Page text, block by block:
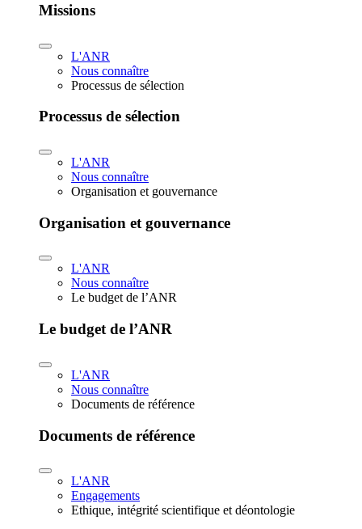
Missions
L'ANR
Nous connaître
Processus de sélection
Processus de sélection
L'ANR
Nous connaître
Organisation et gouvernance
Organisation et gouvernance
L'ANR
Nous connaître
Le budget de l’ANR
Le budget de l’ANR
L'ANR
Nous connaître
Documents de référence
Documents de référence
L'ANR
Engagements
Ethique, intégrité scientifique et déontologie